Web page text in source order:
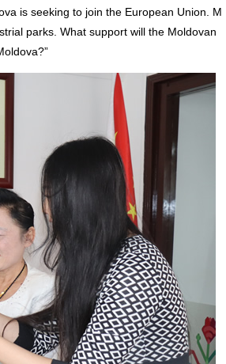
is seeking to join the European Union. M
parks. What support will the Moldovan